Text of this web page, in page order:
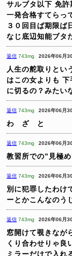
サルブタ以下 免許
一発合格すてらっ
３０回目ば期限ば
なじ底辺知能ブタ
返信 743mg 2026年06月
人生の舵取りとい
はこの女よりも 下
に切るの？みたい
返信 743mg 2026年06月
わ ざ と
返信 743mg 2026年06月
教習所での”見極
返信 743mg 2026年06月
別に犯罪したわけ
ーとかこんなのう
返信 743mg 2026年06月
窓開けて覗きなが
くり合わせりゃ良
ミラーだけで入れ